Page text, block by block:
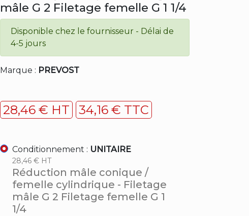
mâle G 2 Filetage femelle G 1 1/4
Disponible chez le fournisseur - Délai de
4-5 jours
Marque : PREVOST
28,46 € HT 34,16 € TTC
Conditionnement : UNITAIRE
28,46 € HT
Réduction mâle conique /
femelle cylindrique - Filetage
mâle G 2 Filetage femelle G 1
1/4